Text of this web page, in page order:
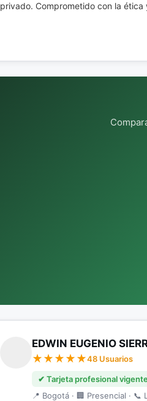
privado. Comprometido con la
EDWIN EUGENIO
48 Usuarios
✔ Tarjeta profesional
📍 Bogotá · 🏢 Presencial · 📞